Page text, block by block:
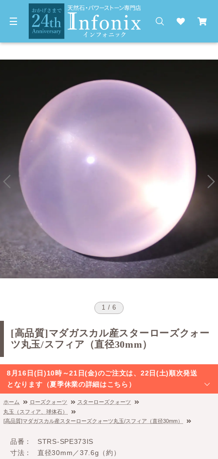
1 / 6
[高品質]マダガスカル産スターローズクォー
ツ丸玉/スフィア（直径30mm）
8月16日(日)10時～21日(金)のご注文は、22日(土)順次発送
となります（夏季休業の詳細はこちら）
ホーム ローズクォーツ
スターローズクォーツ
丸玉（スフィア、球体石）
[高品質]マダガスカル産スターローズクォーツ丸玉/スフィア（直径30mm）
品番
STRS-SPE373IS
寸法
直径30mm／37.6g（約）